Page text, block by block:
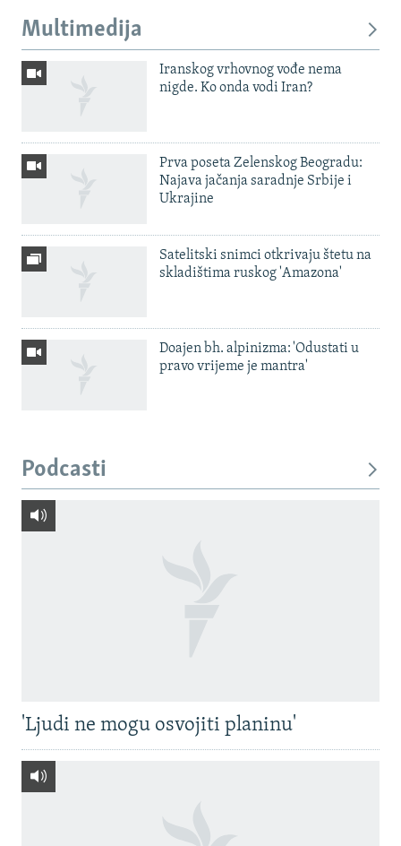
Multimedija
Iranskog vrhovnog vođe nema
nigde. Ko onda vodi Iran?
Prva poseta Zelenskog Beogradu:
Najava jačanja saradnje Srbije i
Ukrajine
Satelitski snimci otkrivaju štetu na
skladištima ruskog 'Amazona'
Doajen bh. alpinizma: 'Odustati u
pravo vrijeme je mantra'
Podcasti
'Ljudi ne mogu osvojiti planinu'